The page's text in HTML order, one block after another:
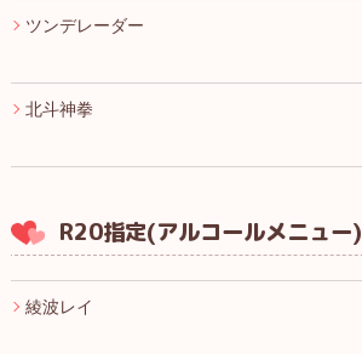
ツンデレーダー
北斗神拳
R20指定(アルコールメニュー)
綾波レイ